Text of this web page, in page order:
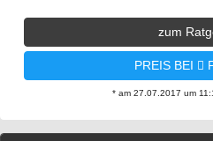
zum
PREIS BEI
* am 27.07.2017 um